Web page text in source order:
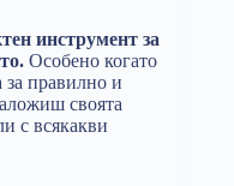
инструмент за
Особено когато
за правилно и
своята
с всякакви